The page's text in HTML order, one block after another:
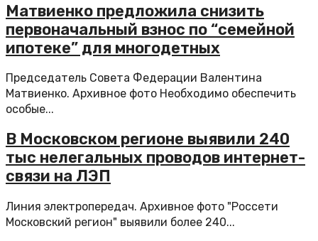
Матвиенко предложила снизить
первоначальный взнос по “семейной
ипотеке” для многодетных
Председатель Совета Федерации Валентина
Матвиенко. Архивное фото Необходимо обеспечить
особые...
В Московском регионе выявили 240
тыс нелегальных проводов интернет-
связи на ЛЭП
Линия электропередач. Архивное фото "Россети
Московский регион" выявили более 240...